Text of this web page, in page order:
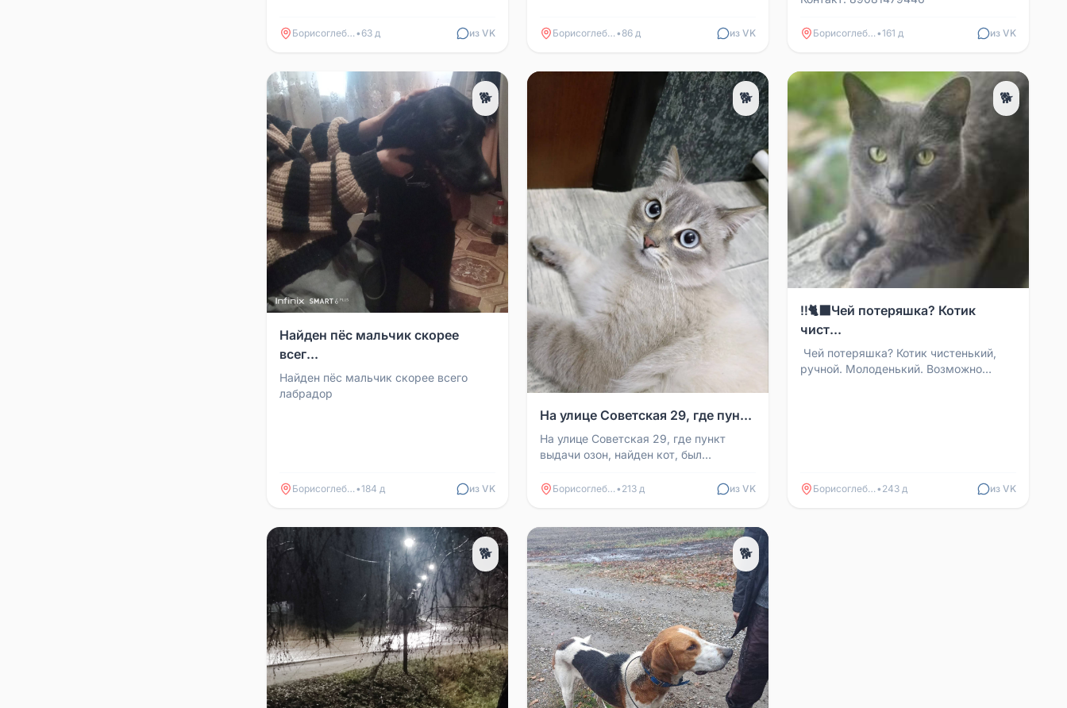
Борисоглебск•63 д из VK Борисоглебск• 86 д из VK Борисоглебск•161 д из VK
🐕
Найден пёс мальчик скорее
всег...
Найден пёс мальчик скорее всего
лабрадор
Борисоглебск•184 д из VK
🐕
На улице Советская 29, где пун...
На улице Советская 29, где пункт
выдачи озон, найден кот, был
проезжающие мимо машины и пр...
Борисоглебск• 213 д из VK
🐕
‼️🐈‍⬛Чей потеряшка? Котик
чист...
‍ Чей потеряшка? Котик чистенький,
ручной. Молоденький. Возможно
Борисоглебск• 243 д из VK
🐕 🐕